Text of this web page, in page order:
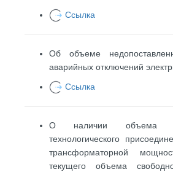
Ссылка
Об объеме
аварийных отключений
Ссылка
О наличии объема
технологического
трансформаторной
текущего объема